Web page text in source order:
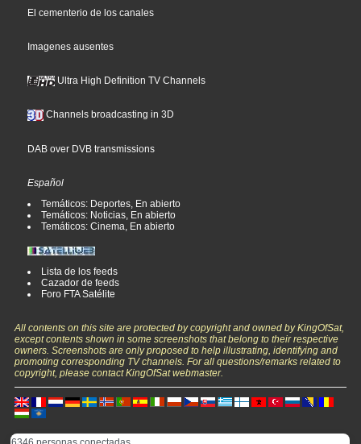
El cementerio de los canales
Imagenes ausentes
Ultra High Definition TV Channels
Channels broadcasting in 3D
DAB over DVB transmissions
Español
Temáticos: Deportes, En abierto
Temáticos: Noticias, En abierto
Temáticos: Cinema, En abierto
Lista de los feeds
Cazador de feeds
Foro FTA Satélite
All contents on this site are protected by copyright and owned by KingOfSat,
except contents shown in some screenshots that belong to their respective
owners. Screenshots are only proposed to help illustrating, identifying and
promoting corresponding TV channels. For all questions/remarks related to
copyright, please contact KingOfSat webmaster.